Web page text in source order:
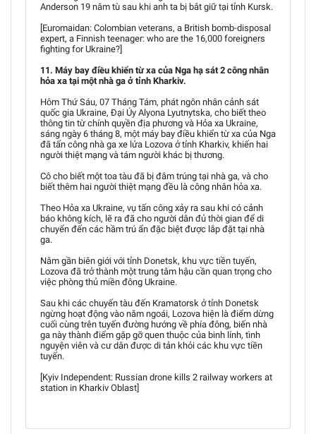
Anderson 19 năm tù sau khi anh ta bị bắt giữ tại tỉnh Kursk.
[Euromaidan: Colombian veterans, a British bomb-disposal
expert, a Finnish teenager: who are the 16,000 foreigners
fighting for Ukraine?]
11. Máy bay điều khiển từ xa của Nga hạ sát 2 công nhân
hỏa xa tại một nhà ga ở tỉnh Kharkiv.
Hôm Thứ Sáu, 07 Tháng Tám, phát ngôn nhân cảnh sát
quốc gia Ukraine, Đại Úy Alyona Lyutnytska, cho biết theo
thông tin từ chính quyền địa phương và Hỏa xa Ukraine,
sáng ngày 6 tháng 8, một máy bay điều khiển từ xa của Nga
đã tấn công nhà ga xe lửa Lozova ở tỉnh Kharkiv, khiến hai
người thiệt mạng và tám người khác bị thương.
Cô cho biết một toa tàu đã bị đâm trúng tại nhà ga, và cho
biết thêm hai người thiệt mạng đều là công nhân hỏa xa.
Theo Hỏa xa Ukraine, vụ tấn công xảy ra sau khi có cảnh
báo không kích, lẽ ra đã cho người dân đủ thời gian để di
chuyển đến các hầm trú ẩn đặc biệt được lắp đặt tại nhà
ga.
Nằm gần biên giới với tỉnh Donetsk, khu vực tiền tuyến,
Lozova đã trở thành một trung tâm hậu cần quan trọng cho
việc phòng thủ miền đông Ukraine.
Sau khi các chuyến tàu đến Kramatorsk ở tỉnh Donetsk
ngừng hoạt động vào năm ngoái, Lozova hiện là điểm dừng
cuối cùng trên tuyến đường hướng về phía đông, biến nhà
ga này thành điểm gặp gỡ quen thuộc của binh lính, tình
nguyện viên và cư dân được di tản khỏi các khu vực tiền
tuyến.
[Kyiv Independent: Russian drone kills 2 railway workers at
station in Kharkiv Oblast]